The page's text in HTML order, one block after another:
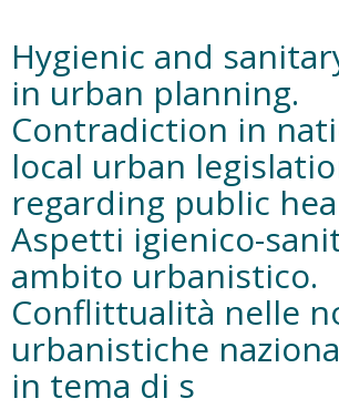
of
urban
living
environment
in
the
Russian
Federation
and
in
Italy:
a
comparison
Hygienic and
in urban planning.
Contradiction in
local urban
regarding public
Aspetti igienico-
ambito urbanistico.
Conflittualità nelle
urbanistiche
in tema di s